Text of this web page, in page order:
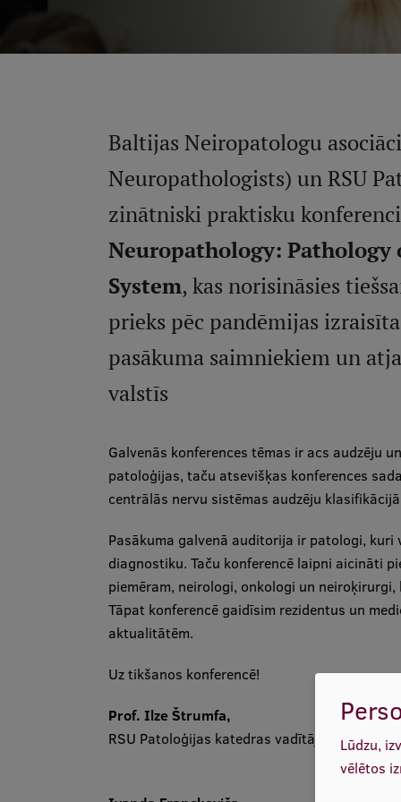
Baltijas Neiropatologu
Neuropathologists) un RSU
zinātniski praktisku konferenci
Neuropathology: Pathology
System, kas norisināsies
prieks pēc pandēmijas
pasākuma saimniekiem un
valstīs
Galvenās konferences tēmas ir acs audzēju
patoloģijas, taču atsevišķas konferences
centrālās nervu sistēmas audzēju
Pasākuma galvenā auditorija ir patologi,
diagnostiku. Taču konferencē laipni aicināti
piemēram, neirologi, onkologi un
Tāpat konferencē gaidīsim rezidentus un
aktualitātēm.
Uz tikšanos konferencē!
Prof. Ilze Štrumfa,
RSU Patoloģijas katedras vadītāja
Lūdzu,
vēlētos